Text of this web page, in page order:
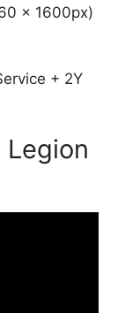
x 1600px)
+ 2Y
Legion